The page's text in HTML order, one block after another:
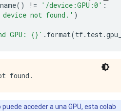
() != '/device:GPU:0' :
device not found.' )
GPU: {}' . format(tf. test.
acceder a una GPU, esta colab